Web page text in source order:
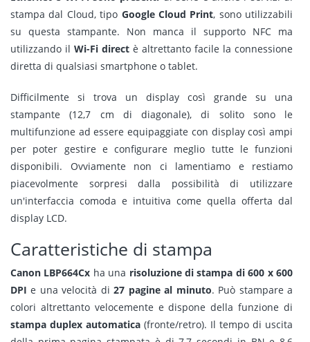
stampa dal Cloud, tipo Google Cloud Print, sono utilizzabili
su questa stampante. Non manca il supporto NFC ma
utilizzando il Wi-Fi direct è altrettanto facile la connessione
diretta di qualsiasi smartphone o tablet.
Difficilmente si trova un display così grande su una
stampante (12,7 cm di diagonale), di solito sono le
multifunzione ad essere equipaggiate con display così ampi
per poter gestire e configurare meglio tutte le funzioni
disponibili. Ovviamente non ci lamentiamo e restiamo
piacevolmente sorpresi dalla possibilità di utilizzare
un'interfaccia comoda e intuitiva come quella offerta dal
display LCD.
Caratteristiche di stampa
Canon LBP664Cx ha una risoluzione di stampa di 600 x 600
DPI e una velocità di27 pagine al minuto. Può stampare a
colori altrettanto velocemente e dispone della funzione di
stampa duplex automatica (fronte/retro). Il tempo di uscita